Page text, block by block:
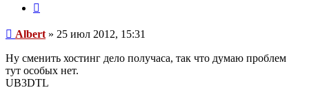
Сообщение
Albert » 25 июл 2012, 15:31
Ну сменить хостинг дело получаса, так что думаю проблем
тут особых нет.
UB3DTL